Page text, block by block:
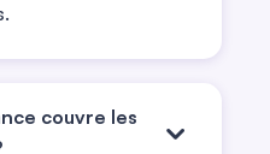
couvre les